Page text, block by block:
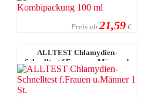
Preis ab 21,59 €
ALLTEST Chlamydien-
Schnelltest f.Frauen u.Männer 1
St.